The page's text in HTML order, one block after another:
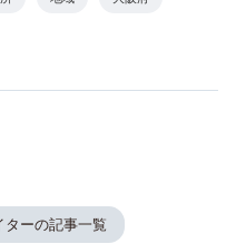
ターの記事一覧